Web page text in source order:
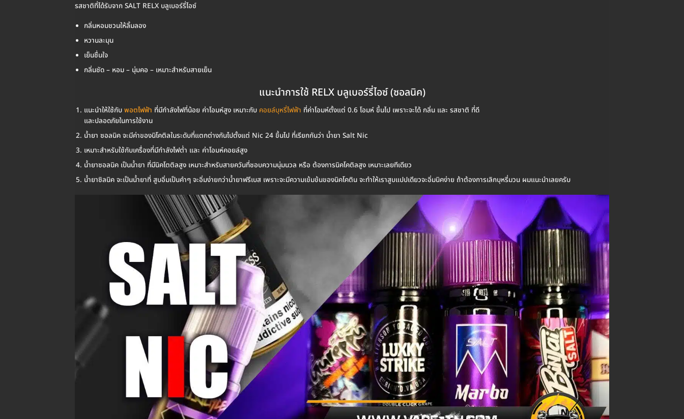
รสชาติที่ได้รับจาก SALT RELX บลูเบอร์รี่ไอซ์
กลิ่นหอมชวนให้ลิ้มลอง
หวานละมุน
เย็นชื่นใจ
กลิ่นชัด – หอม – นุ่มคอ – เหมาะสำหรับสายเย็น
แนะนำการใช้ RELX บลูเบอร์รี่ไอซ์ (ซอลนิค)
แนะนำให้ใช้กับ พอตไฟฟ้า ที่มีกำลังไฟที่น้อย ค่าโอมห์สูง เหมาะกับ คอยล์บุหรี่ไฟฟ้า ที่ค่าโอมห์ตั้งแต่ 0.6 โอมห์ ขึ้นไป เพราะจะได้ กลิ่น และ รสชาติ ที่ดี
และปลอดภัยในการใช้งาน
น้ำยา ซอลนิค จะมีค่าของนิโคติลในระดับที่แตกต่างกันไปตั้งแต่ Nic 24 ขึ้นไป ที่เรียกกันว่า น้ำยา Salt Nic
เหมาะสำหรับใช้กับเครื่องที่มีกำลังไฟต่ำ และ ค่าโอมห์คอยล์สูง
น้ำยาซอลนิค เป็นน้ำยา ที่มีนิคโตติลสูง เหมาะสำหรับสายควันที่ชอบความนุ่มนวล หรือ ต้องการนิคโคติลสูง เหมาะเลยทีเดียว
น้ำยาซิลนิค จะเป็นน้ำยาที่ สูบอิ่มเป็นคำๆ จะอิ่มง่ายกว่าน้ำยาฟรีเบส เพราะจะมีความเข้มข้นของนิคโคติน จะทำให้เราสูบแปปเดียวจะอิ่มนิคง่าย ถ้าต้องการเลิกบุหรี่มวน ผมแนะนำเลยครับ